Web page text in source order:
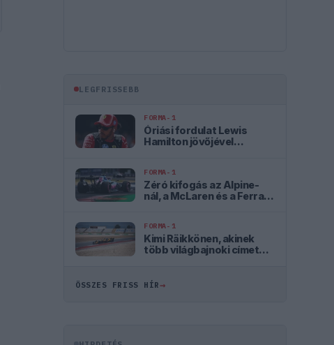
LEGFRISSEBB
FORMA-1
Óriási fordulat Lewis
Hamilton jövőjével
FORMA-1
Zéró kifogás az Alpine-
nál, a McLaren és a Ferrari
FORMA-1
Kimi Räikkönen, akinek
több világbajnoki címet
ÖSSZES FRISS HÍR→